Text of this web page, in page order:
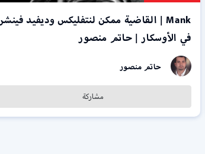
Mank | القاضية ممكن لنتفليكس وديفيد فينشر
في الأوسكار | حاتم منصور
حاتم منصور
مشاركة